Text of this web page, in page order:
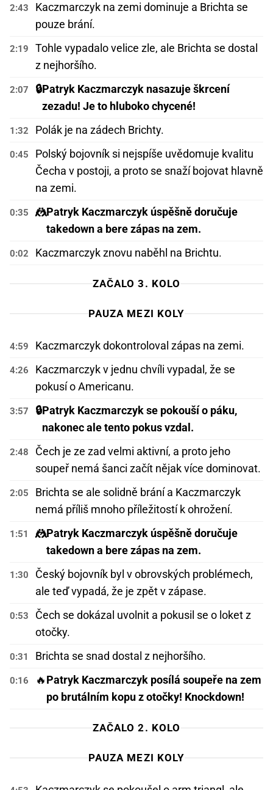
2:43
Kaczmarczyk na zemi dominuje a Brichta se
pouze brání.
2:19
Tohle vypadalo velice zle, ale Brichta se dostal
z nejhoršího.
2:07 🔒Patryk Kaczmarczyk nasazuje škrcení
zezadu! Je to hluboko chycené!
1:32 Polák je na zádech Brichty.
0:45
Polský bojovník si nejspíše uvědomuje kvalitu
Čecha v postoji, a proto se snaží bojovat hlavně
na zemi.
0:35 🤼Patryk Kaczmarczyk úspěšně doručuje
takedown a bere zápas na zem.
0:02 Kaczmarczyk znovu naběhl na Brichtu.
ZAČALO 3. KOLO
PAUZA MEZI KOLY
4:59 Kaczmarczyk dokontroloval zápas na zemi.
4:26
Kaczmarczyk v jednu chvíli vypadal, že se
pokusí o Americanu.
3:57 🔒Patryk Kaczmarczyk se pokouší o páku,
nakonec ale tento pokus vzdal.
2:48
Čech je ze zad velmi aktivní, a proto jeho
soupeř nemá šanci začít nějak více dominovat.
2:05
Brichta se ale solidně brání a Kaczmarczyk
nemá příliš mnoho příležitostí k ohrožení.
1:51 🤼Patryk Kaczmarczyk úspěšně doručuje
takedown a bere zápas na zem.
1:30
Český bojovník byl v obrovských problémech,
ale teď vypadá, že je zpět v zápase.
0:53
Čech se dokázal uvolnit a pokusil se o loket z
otočky.
0:31 Brichta se snad dostal z nejhoršího.
0:16 🔥Patryk Kaczmarczyk posílá soupeře na zem
po brutálním kopu z otočky! Knockdown!
ZAČALO 2. KOLO
PAUZA MEZI KOLY